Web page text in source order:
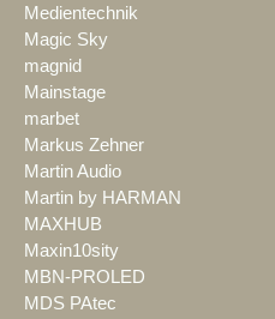
Medientechnik
Magic Sky
magnid
Mainstage
marbet
Markus Zehner
Martin Audio
Martin by HARMAN
MAXHUB
Maxin10sity
MBN-PROLED
MDS PAtec